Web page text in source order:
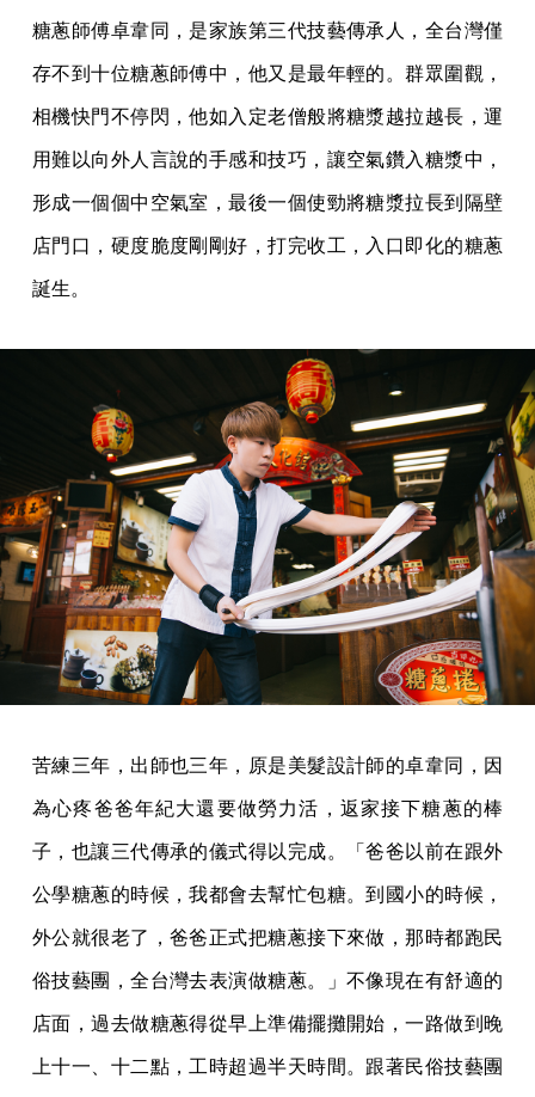
糖蔥師傅卓韋同，是家族第三代技藝傳承人，全台灣僅
存不到十位糖蔥師傅中，他又是最年輕的。群眾圍觀，
相機快門不停閃，他如入定老僧般將糖漿越拉越長，運
用難以向外人言說的手感和技巧，讓空氣鑽入糖漿中，
形成一個個中空氣室，最後一個使勁將糖漿拉長到隔壁
店門口，硬度脆度剛剛好，打完收工，入口即化的糖蔥
誕生。
苦練三年，出師也三年，原是美髮設計師的卓韋同，因
為心疼爸爸年紀大還要做勞力活，返家接下糖蔥的棒
子，也讓三代傳承的儀式得以完成。「爸爸以前在跟外
公學糖蔥的時候，我都會去幫忙包糖。到國小的時候，
外公就很老了，爸爸正式把糖蔥接下來做，那時都跑民
俗技藝團，全台灣去表演做糖蔥。」不像現在有舒適的
店面，過去做糖蔥得從早上準備擺攤開始，一路做到晚
上十一、十二點，工時超過半天時間。跟著民俗技藝團